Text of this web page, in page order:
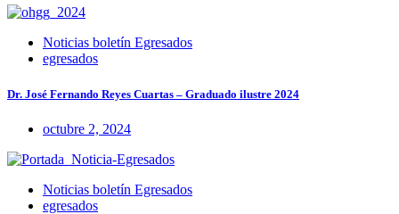
Noticias boletín Egresados
egresados
Dr. José Fernando Reyes Cuartas – Graduado ilustre 2024
octubre 2, 2024
Noticias boletín Egresados
egresados